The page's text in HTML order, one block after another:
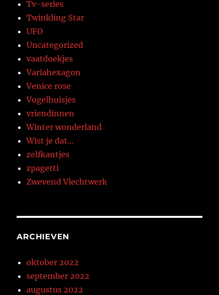
Tv-series
Twinkling Star
UFO
Uncategorized
vaatdoekjes
Variahexagon
Venice rose
Vogelhuisjes
vriendinnen
Winter wonderland
Wist je dat…
zelfkantjes
zpagetti
Zwevend Vlechtwerk
ARCHIEVEN
oktober 2022
september 2022
augustus 2022